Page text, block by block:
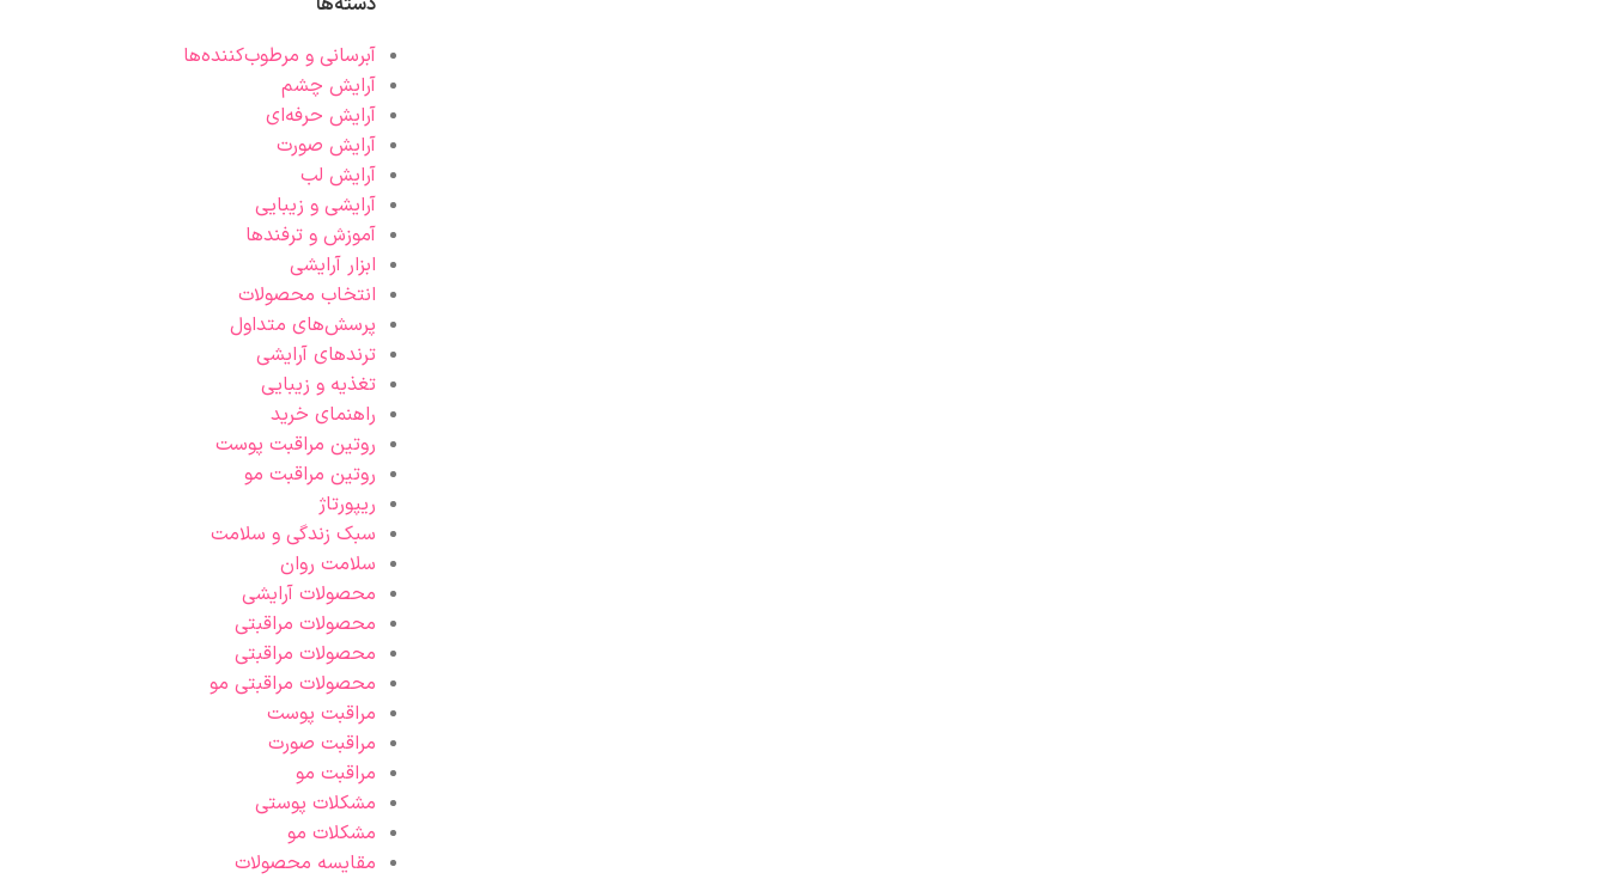
آبرسانی و مرطوب‌کننده‌ها
آرایش چشم
آرایش حرفه‌ای
آرایش صورت
آرایش لب
آرایشی و زیبایی
آموزش و ترفندها
ابزار آرایشی
انتخاب محصولات
پرسش‌های متداول
ترندهای آرایشی
تغذیه و زیبایی
راهنمای خرید
روتین مراقبت پوست
روتین مراقبت مو
ریپورتاژ
سبک زندگی و سلامت
سلامت روان
محصولات آرایشی
محصولات مراقبتی
محصولات مراقبتی
محصولات مراقبتی مو
مراقبت پوست
مراقبت صورت
مراقبت مو
مشکلات پوستی
مشکلات مو
مقایسه محصولات